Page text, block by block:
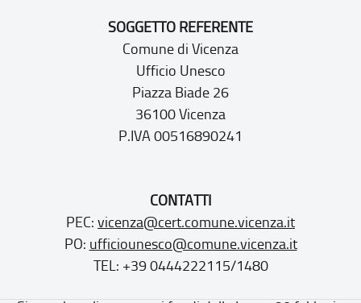
SOGGETTO REFERENTE
Comune di Vicenza
Ufficio Unesco
Piazza Biade 26
36100 Vicenza
P.IVA 00516890241
CONTATTI
PEC: vicenza@cert.comune.vicenza.it
PO: ufficiounesco@comune.vicenza.it
TEL: +39 0444222115/1480